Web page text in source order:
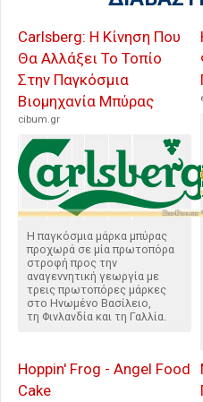
Carlsberg: Η Κίνηση Που
Θα Αλλάξει Το Τοπίο
Στην Παγκόσμια
Βιομηχανία Μπύρας
cibum.gr
Η παγκόσμια μάρκα μπύρας
προχωρά σε μία πρωτοπόρα
στροφή προς την
αναγεννητική γεωργία με
τρεις πρωτοπόρες μάρκες
στο Ηνωμένο Βασίλειο,
τη Φινλανδία και τη Γαλλία.
Hoppin' Frog - Angel Food
Cake